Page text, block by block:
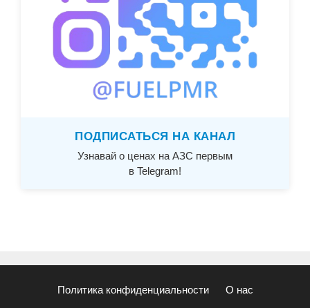
ПОДПИСАТЬСЯ НА КАНАЛ
Узнавай о ценах на АЗС первым
в Telegram!
Политика конфиденциальности О нас